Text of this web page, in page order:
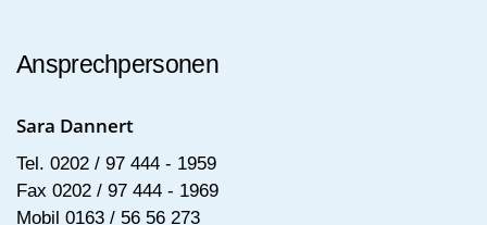
Ansprechpersonen
Sara Dannert
Tel. 0202 / 97 444 - 1959
Fax 0202 / 97 444 - 1969
Mobil 0163 / 56 56 273